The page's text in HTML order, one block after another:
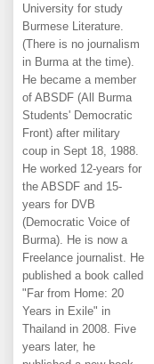
University for study
Burmese Literature.
(There is no journalism
in Burma at the time).
He became a member
of ABSDF (All Burma
Students' Democratic
Front) after military
coup in Sept 18, 1988.
He worked 12-years for
the ABSDF and 15-
years for DVB
(Democratic Voice of
Burma). He is now a
Freelance journalist. He
published a book called
"Far from Home: 20
Years in Exile" in
Thailand in 2008. Five
years later, he